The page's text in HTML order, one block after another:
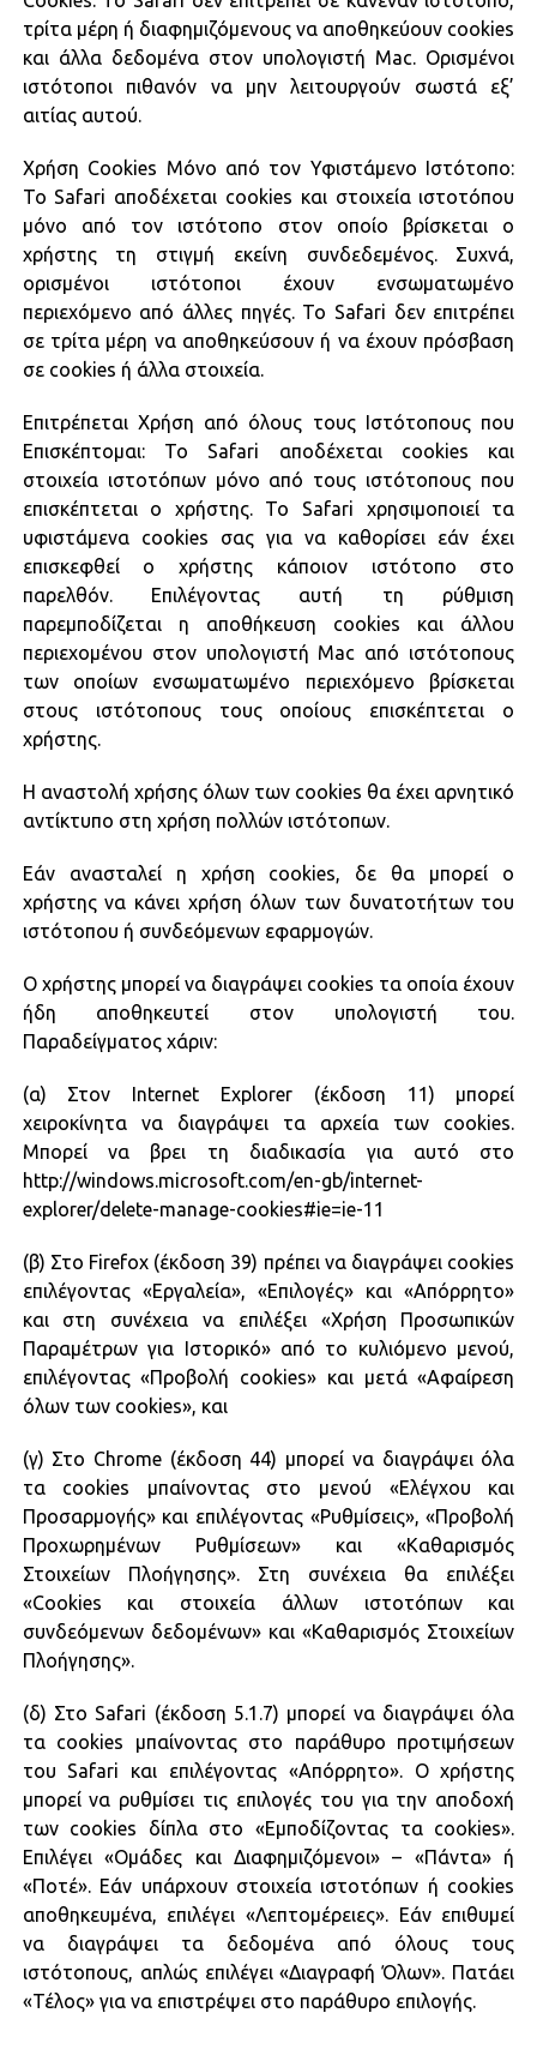
τρίτα μέρη ή διαφημιζόμενους να αποθηκεύουν cookies
και άλλα δεδομένα στον υπολογιστή Mac. Ορισμένοι
ιστότοποι πιθανόν να μην λειτουργούν σωστά εξ’
αιτίας αυτού.
Χρήση Cookies Μόνο από τον Υφιστάμενο Ιστότοπο:
Το Safari αποδέχεται cookies και στοιχεία ιστοτόπου
μόνο από τον ιστότοπο στον οποίο βρίσκεται ο
χρήστης τη στιγμή εκείνη συνδεδεμένος. Συχνά,
ορισμένοι ιστότοποι έχουν ενσωματωμένο
περιεχόμενο από άλλες πηγές. Το Safari δεν επιτρέπει
σε τρίτα μέρη να αποθηκεύσουν ή να έχουν πρόσβαση
σε cookies ή άλλα στοιχεία.
Επιτρέπεται Χρήση από όλους τους Ιστότοπους που
Επισκέπτομαι: Το Safari αποδέχεται cookies και
στοιχεία ιστοτόπων μόνο από τους ιστότοπους που
επισκέπτεται ο χρήστης. Το Safari χρησιμοποιεί τα
υφιστάμενα cookies σας για να καθορίσει εάν έχει
επισκεφθεί ο χρήστης κάποιον ιστότοπο στο
παρελθόν. Επιλέγοντας αυτή τη ρύθμιση
παρεμποδίζεται η αποθήκευση cookies και άλλου
περιεχομένου στον υπολογιστή Mac από ιστότοπους
των οποίων ενσωματωμένο περιεχόμενο βρίσκεται
στους ιστότοπους τους οποίους επισκέπτεται ο
χρήστης.
Η αναστολή χρήσης όλων των cookies θα έχει αρνητικό
αντίκτυπο στη χρήση πολλών ιστότοπων.
Εάν ανασταλεί η χρήση cookies, δε θα μπορεί ο
χρήστης να κάνει χρήση όλων των δυνατοτήτων του
ιστότοπου ή συνδεόμενων εφαρμογών.
Ο χρήστης μπορεί να διαγράψει cookies τα οποία έχουν
ήδη αποθηκευτεί στον υπολογιστή του.
Παραδείγματος χάριν:
(α) Στον Internet Explorer (έκδοση 11) μπορεί
χειροκίνητα να διαγράψει τα αρχεία των cookies.
Μπορεί να βρει τη διαδικασία για αυτό στο
http://windows.microsoft.com/en-gb/internet-
explorer/delete-manage-cookies#ie=ie-11
(β) Στο Firefox (έκδοση 39) πρέπει να διαγράψει cookies
επιλέγοντας «Εργαλεία», «Επιλογές» και «Απόρρητο»
και στη συνέχεια να επιλέξει «Χρήση Προσωπικών
Παραμέτρων για Ιστορικό» από το κυλιόμενο μενού,
επιλέγοντας «Προβολή cookies» και μετά «Αφαίρεση
όλων των cookies», και
(γ) Στο Chrome (έκδοση 44) μπορεί να διαγράψει όλα
τα cookies μπαίνοντας στο μενού «Ελέγχου και
Προσαρμογής» και επιλέγοντας «Ρυθμίσεις», «Προβολή
Προχωρημένων Ρυθμίσεων» και «Καθαρισμός
Στοιχείων Πλοήγησης». Στη συνέχεια θα επιλέξει
«Cookies και στοιχεία άλλων ιστοτόπων και
συνδεόμενων δεδομένων» και «Καθαρισμός Στοιχείων
Πλοήγησης».
(δ) Στο Safari (έκδοση 5.1.7) μπορεί να διαγράψει όλα
τα cookies μπαίνοντας στο παράθυρο προτιμήσεων
του Safari και επιλέγοντας «Απόρρητο». Ο χρήστης
μπορεί να ρυθμίσει τις επιλογές του για την αποδοχή
των cookies δίπλα στο «Εμποδίζοντας τα cookies».
Επιλέγει «Ομάδες και Διαφημιζόμενοι» – «Πάντα» ή
«Ποτέ». Εάν υπάρχουν στοιχεία ιστοτόπων ή cookies
αποθηκευμένα, επιλέγει «Λεπτομέρειες». Εάν επιθυμεί
να διαγράψει τα δεδομένα από όλους τους
ιστότοπους, απλώς επιλέγει «Διαγραφή Όλων». Πατάει
«Τέλος» για να επιστρέψει στο παράθυρο επιλογής.